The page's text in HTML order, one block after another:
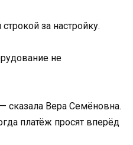
за настройку.
не
сказала Вера Семёновна.
платёж просят вперёд